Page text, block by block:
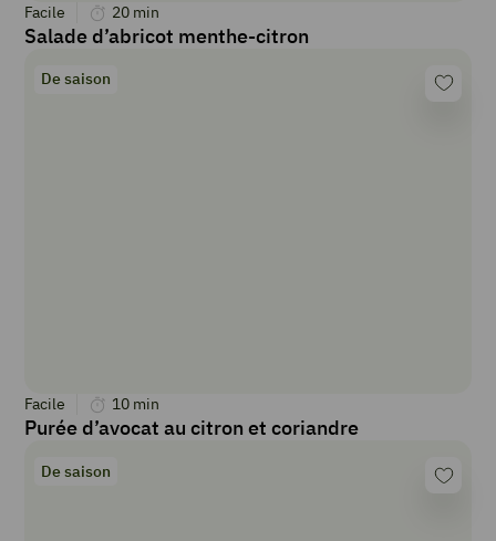
Facile 20 min
Salade d’abricot menthe-citron
De saison
Facile 10 min
Purée d’avocat au citron et coriandre
De saison